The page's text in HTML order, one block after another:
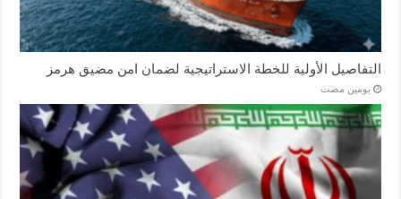
التفاصيل الأولية للخطة الاستراتيجية لضمان امن مضيق هرمز
‏يومين مضت